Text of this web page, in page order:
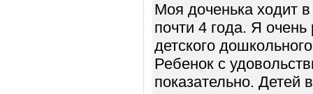
Моя доченька ходит
почти 4 года. Я
детского
Ребенок с
показательно. Детей